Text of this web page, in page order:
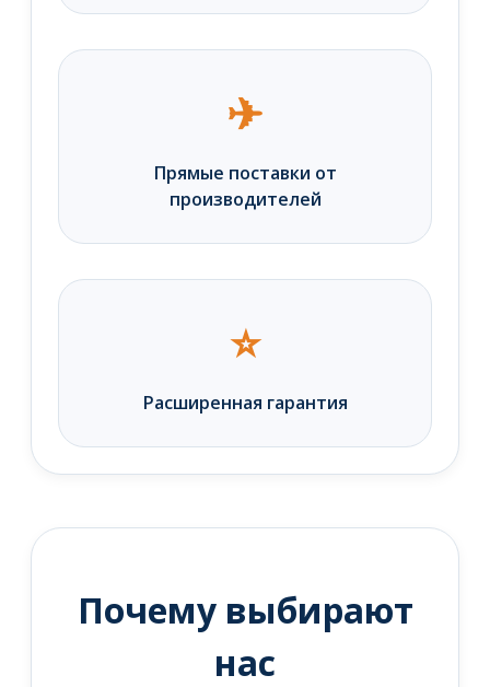
✈
Прямые поставки от
производителей
⭐
Расширенная гарантия
Почему выбирают
нас